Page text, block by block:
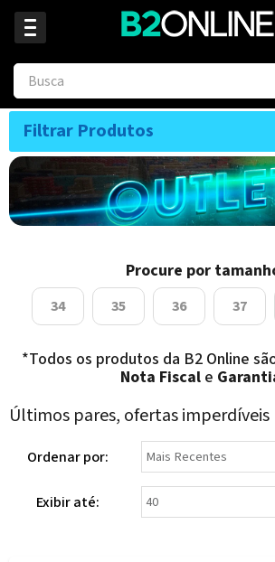
Filtrar Produtos
Procure por
34 35 36 37
*Todos os produtos da B2 Online
Nota Fiscal e
Últimos pares, ofertas imperdíveis
Ordenar por:
Exibir até: